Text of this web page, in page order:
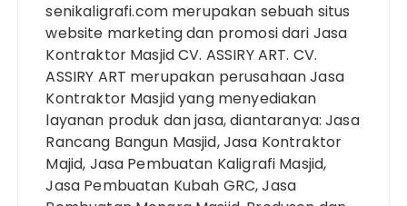
senikaligrafi.com merupakan sebuah situs
website marketing dan promosi dari Jasa
Kontraktor Masjid CV. ASSIRY ART. CV.
ASSIRY ART merupakan perusahaan Jasa
Kontraktor Masjid yang menyediakan
layanan produk dan jasa, diantaranya: Jasa
Rancang Bangun Masjid, Jasa Kontraktor
Majid, Jasa Pembuatan Kaligrafi Masjid,
Jasa Pembuatan Kubah GRC, Jasa